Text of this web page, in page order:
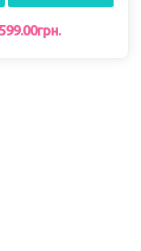
599.00грн.